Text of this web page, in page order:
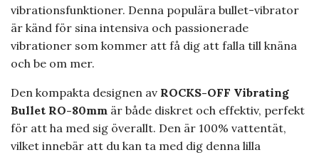
vibrationsfunktioner. Denna populära bullet-vibrator
är känd för sina intensiva och passionerade
vibrationer som kommer att få dig att falla till knäna
och be om mer.
Den kompakta designen av ROCKS-OFF Vibrating
Bullet RO-80mm är både diskret och effektiv, perfekt
för att ha med sig överallt. Den är 100% vattentät,
vilket innebär att du kan ta med dig denna lilla